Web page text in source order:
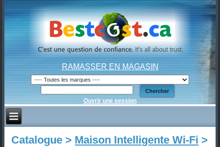
RAMASSER EN MAGASIN
Ouvrir une session
Catalogue > Maison Intelligente Wi-Fi >